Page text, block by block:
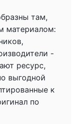
там,
материалом:
-
ресурс,
выгодной
к
по